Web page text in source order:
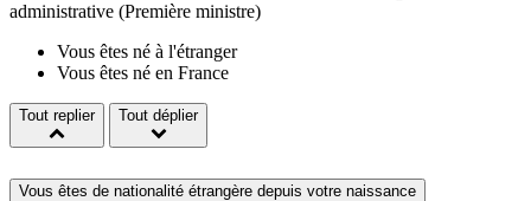
administrative (Première ministre)
Vous êtes né à l'étranger
Vous êtes né en France
Tout replier Tout déplier
Vous êtes de nationalité étrangère depuis votre naissance